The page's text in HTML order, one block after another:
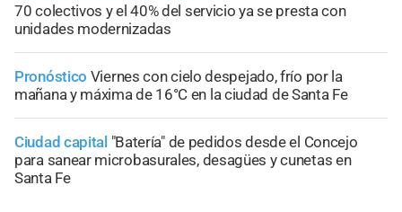
70 colectivos y el 40% del servicio ya se presta con
unidades modernizadas
Pronóstico Viernes con cielo despejado, frío por la
mañana y máxima de 16°C en la ciudad de Santa Fe
Ciudad capital "Batería" de pedidos desde el Concejo
para sanear microbasurales, desagües y cunetas en
Santa Fe